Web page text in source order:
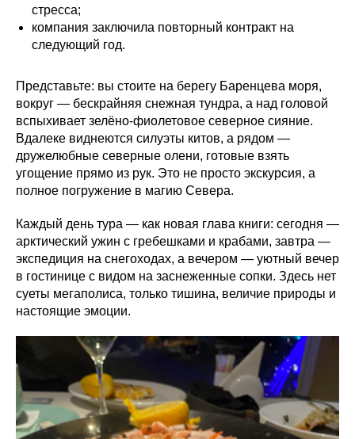
стресса;
компания заключила повторный контракт на
следующий год.
Представьте: вы стоите на берегу Баренцева моря,
вокруг — бескрайняя снежная тундра, а над головой
вспыхивает зелёно-фиолетовое северное сияние.
Вдалеке виднеются силуэты китов, а рядом —
дружелюбные северные олени, готовые взять
угощение прямо из рук. Это не просто экскурсия, а
полное погружение в магию Севера.
Каждый день тура — как новая глава книги: сегодня —
арктический ужин с гребешками и крабами, завтра —
экспедиция на снегоходах, а вечером — уютный вечер
в гостинице с видом на заснеженные сопки. Здесь нет
суеты мегаполиса, только тишина, величие природы и
настоящие эмоции.